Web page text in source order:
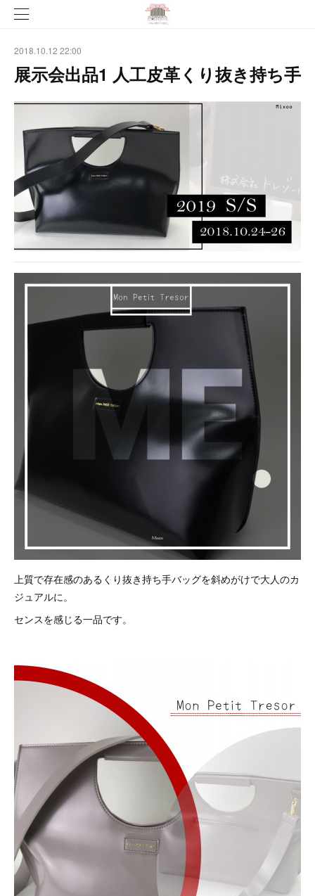
2018.10.12 22:00
展示会出品1 人工皮革くり抜き持ち手
上質で存在感のあるくり抜き持ち手バッグを斜めがけで大人のカ
ジュアルに。
センスを感じる一品です。